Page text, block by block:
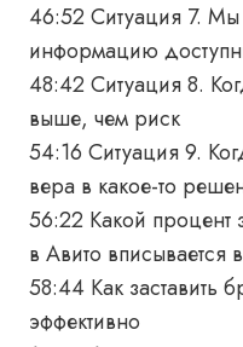
46:52 Ситуация 7.
информацию
48:42 Ситуация 8.
выше, чем риск
54:16 Ситуация 9.
вера в какое-то
56:22 Какой процент
в Авито вписывается
58:44 Как заставить
эффективно